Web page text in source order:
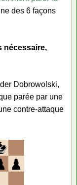
des 6 façons
nécessaire,
Dobrowolski,
parée par une
contre-attaque